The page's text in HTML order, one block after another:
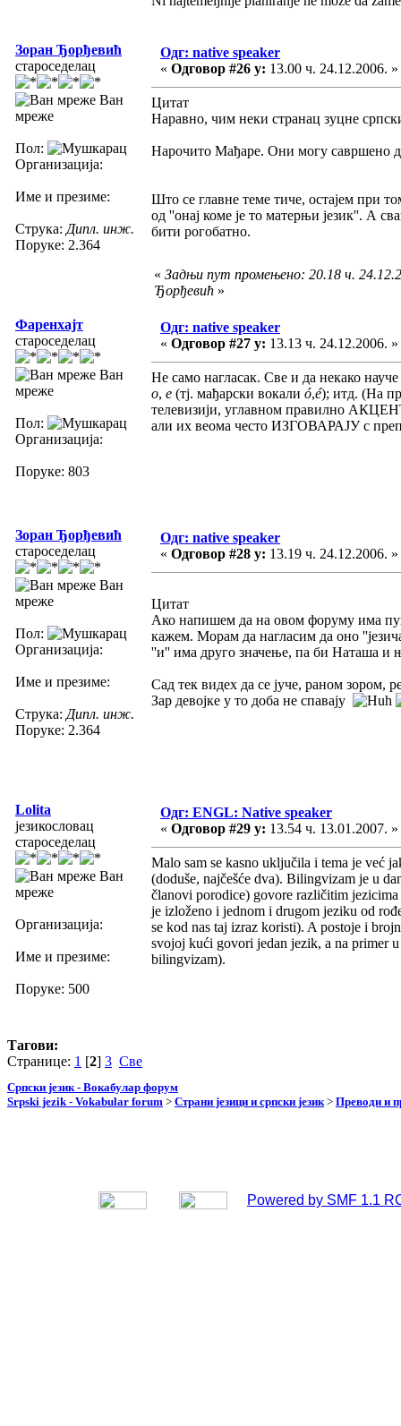
Зоран Ђорђевић
староседелац
Ван
мреже
Пол:
Организација:
Име и презиме:
Струка: Дипл. инж.
Поруке: 2.364
Одг: native speaker
« Одговор #26 у: 13.00 ч. 24.12.2006. »
Цитат
Наравно, чим неки странац зуцне
Нарочито Мађаре. Они могу савршено
Што се главне теме тиче, остајем при
од ''онај коме је то матерњи језик''. А
бити рогобатно.
« Задњи пут промењено: 20.18 ч.
Ђорђевић »
Фаренхајт
староседелац
Ван
мреже
Пол:
Организација:
Поруке: 803
Одг: native speaker
« Одговор #27 у: 13.13 ч. 24.12.2006. »
Не само нагласак. Све и да некако
о, е (тј. мађарски вокали ó,é); итд. (На
телевизији, углавном правилно
али их веома често ИЗГОВАРАЈУ с
Зоран Ђорђевић
староседелац
Ван
мреже
Пол:
Организација:
Име и презиме:
Струка: Дипл. инж.
Поруке: 2.364
Одг: native speaker
« Одговор #28 у: 13.19 ч. 24.12.2006. »
Цитат
Ако напишем да на овом форуму има
кажем. Морам да нагласим да оно
''и'' има друго значење, па би Наташа и
Сад тек видех да се јуче, раном зором,
Зар девојке у то доба не спавају
Lolita
језикословац
староседелац
Ван
мреже
Организација:
Име и презиме:
Поруке: 500
Одг: ENGL: Native speaker
« Одговор #29 у: 13.54 ч. 13.01.2007. »
Malo sam se kasno uključila i tema je već
(doduše, najčešće dva). Bilingvizam je u
članovi porodice) govore različitim
je izloženo i jednom i drugom jeziku od
se kod nas taj izraz koristi). A postoje i
svojoj kući govori jedan jezik, a na primer
bilingvizam).
Тагови:
Странице: 1 [2] 3 Све
Српски језик - Вокабулар форум
Srpski jezik - Vokabular forum > Страни језици и српски језик> Преводи и
Powered by SMF 1.1